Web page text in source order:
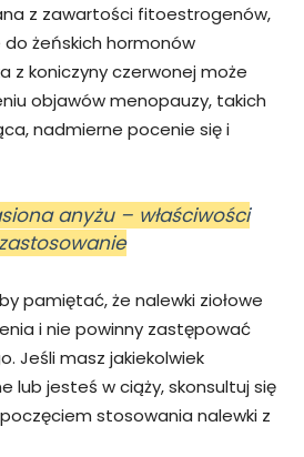
z zawartości fitoestrogenów,
żeńskich hormonów
z koniczyny czerwonej może
objawów menopauzy, takich
nadmierne pocenie się i
anyżu – właściwości
pamiętać, że nalewki ziołowe
i nie powinny zastępować
Jeśli masz jakiekolwiek
lub jesteś w ciąży, skonsultuj się
stosowania nalewki z